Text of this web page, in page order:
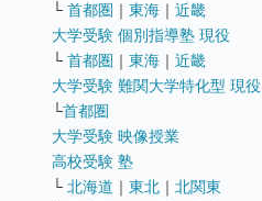
└ 首都圏 ｜ 東海 ｜ 近畿
大学受験 個別指導塾 現役
└ 首都圏 ｜ 東海 ｜ 近畿
大学受験 難関大学特化型 現役
└首都圏
大学受験 映像授業
高校受験 塾
└ 北海道 ｜ 東北 ｜ 北関東